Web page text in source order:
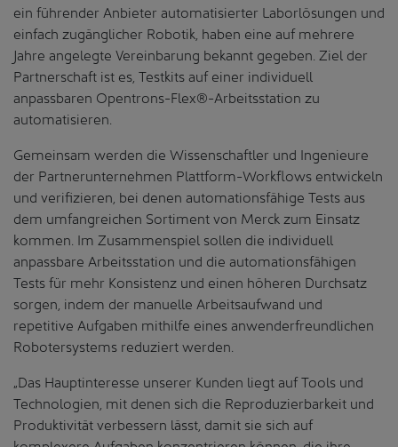
ein führender Anbieter automatisierter Laborlösungen und
einfach zugänglicher Robotik, haben eine auf mehrere
Jahre angelegte Vereinbarung bekannt gegeben. Ziel der
Partnerschaft ist es, Testkits auf einer individuell
anpassbaren Opentrons-Flex®-Arbeitsstation zu
automatisieren.
Gemeinsam werden die Wissenschaftler und Ingenieure
der Partnerunternehmen Plattform-Workflows entwickeln
und verifizieren, bei denen automationsfähige Tests aus
dem umfangreichen Sortiment von Merck zum Einsatz
kommen. Im Zusammenspiel sollen die individuell
anpassbare Arbeitsstation und die automationsfähigen
Tests für mehr Konsistenz und einen höheren Durchsatz
sorgen, indem der manuelle Arbeitsaufwand und
repetitive Aufgaben mithilfe eines anwenderfreundlichen
Robotersystems reduziert werden.
„Das Hauptinteresse unserer Kunden liegt auf Tools und
Technologien, mit denen sich die Reproduzierbarkeit und
Produktivität verbessern lässt, damit sie sich auf